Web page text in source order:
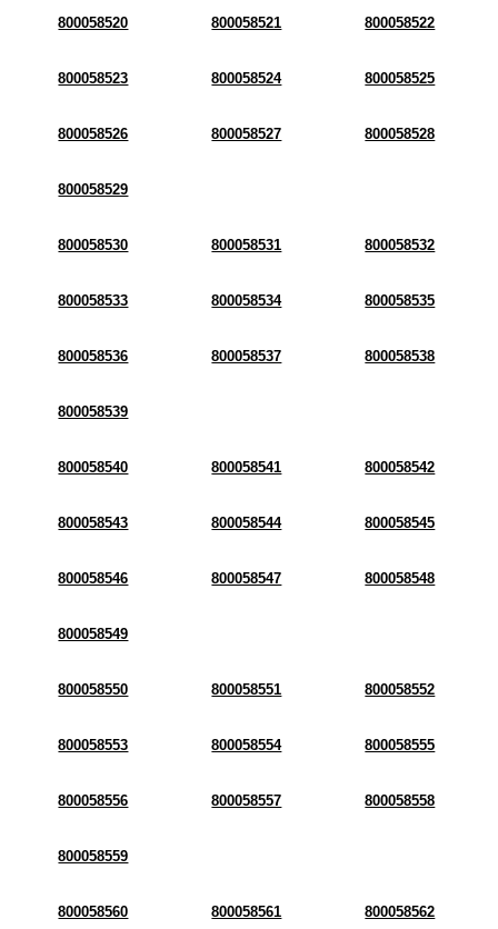
800058520 800058521 800058522
800058523 800058524 800058525
800058526 800058527 800058528
800058529
800058530 800058531 800058532
800058533 800058534 800058535
800058536 800058537 800058538
800058539
800058540 800058541 800058542
800058543 800058544 800058545
800058546 800058547 800058548
800058549
800058550 800058551 800058552
800058553 800058554 800058555
800058556 800058557 800058558
800058559
800058560 800058561 800058562